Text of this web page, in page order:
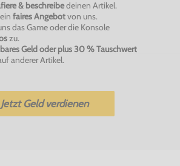
& beschreibedeinen Artikel.
faires Angebotvon uns.
das Game oder die Konsole
zu.
Geld oder plus 30 % Tauschwert
anderer Artikel.
Jetzt Geld verdienen